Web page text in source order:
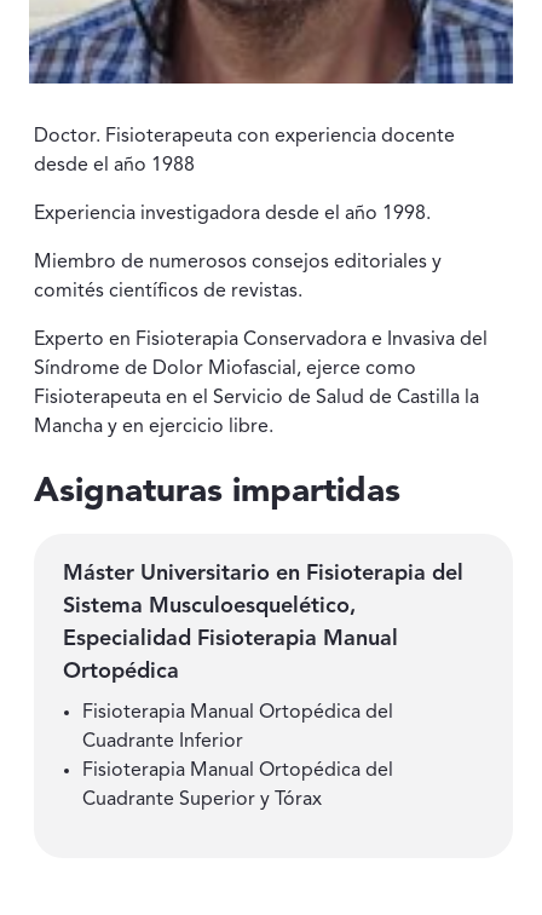
Doctor. Fisioterapeuta con experiencia docente
desde el año 1988
Experiencia investigadora desde el año 1998.
Miembro de numerosos consejos editoriales y
comités científicos de revistas.
Experto en Fisioterapia Conservadora e Invasiva del
Síndrome de Dolor Miofascial, ejerce como
Fisioterapeuta en el Servicio de Salud de Castilla la
Mancha y en ejercicio libre.
Asignaturas impartidas
Máster Universitario en Fisioterapia del
Sistema Musculoesquelético,
Especialidad Fisioterapia Manual
Ortopédica
Fisioterapia Manual Ortopédica del
Cuadrante Inferior
Fisioterapia Manual Ortopédica del
Cuadrante Superior y Tórax